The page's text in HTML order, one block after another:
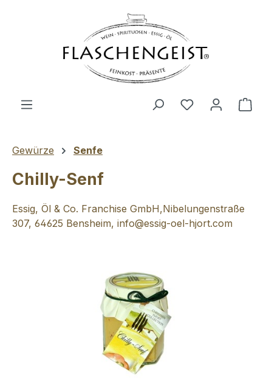
Du hast 0
Gewürze Senfe
Chilly-Senf
Essig, Öl & Co. Franchise GmbH,Nibelungenstraße
307, 64625 Bensheim, info@essig-oel-hjort.com